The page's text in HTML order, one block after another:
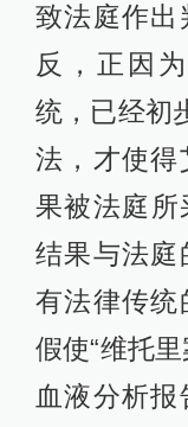
致法庭作出
反，正因
统，已经初
法，才使得
果被法庭
结果与法庭
有法律传统
假使“维托
血液分析